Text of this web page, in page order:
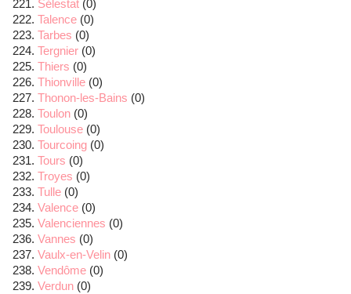
Sélestat (0)
Talence (0)
Tarbes (0)
Tergnier (0)
Thiers (0)
Thionville (0)
Thonon-les-Bains (0)
Toulon (0)
Toulouse (0)
Tourcoing (0)
Tours (0)
Troyes (0)
Tulle (0)
Valence (0)
Valenciennes (0)
Vannes (0)
Vaulx-en-Velin (0)
Vendôme (0)
Verdun (0)